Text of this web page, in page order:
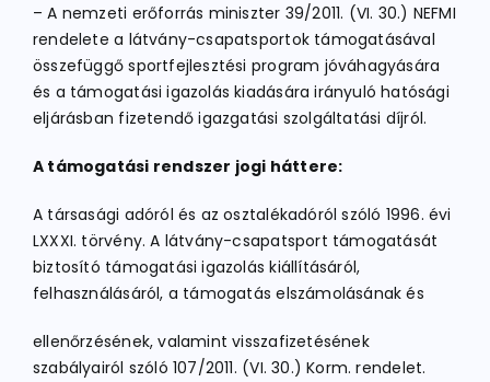
– A nemzeti erőforrás miniszter 39/2011. (VI. 30.) NEFMI
rendelete a látvány-csapatsportok támogatásával
összefüggő sportfejlesztési program jóváhagyására
és a támogatási igazolás kiadására irányuló hatósági
eljárásban fizetendő igazgatási szolgáltatási díjról.
A támogatási rendszer jogi háttere:
A társasági adóról és az osztalékadóról szóló 1996. évi
LXXXI. törvény. A látvány-csapatsport támogatását
biztosító támogatási igazolás kiállításáról,
felhasználásáról, a támogatás elszámolásának és
ellenőrzésének, valamint visszafizetésének
szabályairól szóló 107/2011. (VI. 30.) Korm. rendelet.